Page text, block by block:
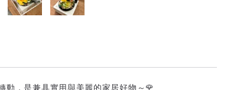
動，是兼具實用與美麗的家居好物～🌹